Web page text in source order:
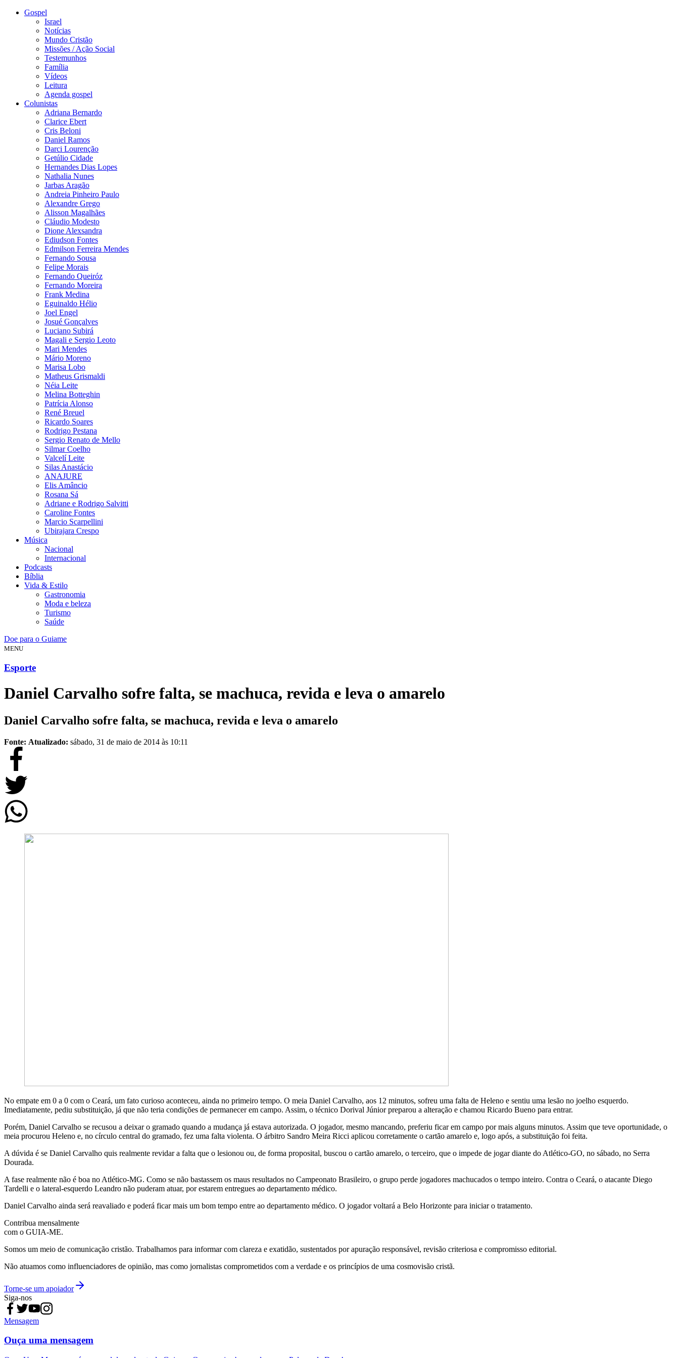
Gospel
Israel
Notícias
Mundo Cristão
Missões / Ação Social
Testemunhos
Família
Vídeos
Leitura
Agenda gospel
Colunistas
Adriana Bernardo
Clarice Ebert
Cris Beloni
Daniel Ramos
Darci Lourenção
Getúlio Cidade
Hernandes Dias Lopes
Nathalia Nunes
Jarbas Aragão
Andreia Pinheiro Paulo
Alexandre Grego
Alisson Magalhães
Cláudio Modesto
Dione Alexsandra
Ediudson Fontes
Edmilson Ferreira Mendes
Fernando Sousa
Felipe Morais
Fernando Queiróz
Fernando Moreira
Frank Medina
Eguinaldo Hélio
Joel Engel
Josué Gonçalves
Luciano Subirá
Magali e Sergio Leoto
Mari Mendes
Mário Moreno
Marisa Lobo
Matheus Grismaldi
Néia Leite
Melina Botteghin
Patrícia Alonso
René Breuel
Ricardo Soares
Rodrigo Pestana
Sergio Renato de Mello
Silmar Coelho
Valcelí Leite
Silas Anastácio
ANAJURE
Elis Amâncio
Rosana Sá
Adriane e Rodrigo Salvitti
Caroline Fontes
Marcio Scarpellini
Ubirajara Crespo
Música
Nacional
Internacional
Podcasts
Bíblia
Vida & Estilo
Gastronomia
Moda e beleza
Turismo
Saúde
Doe para o Guiame
MENU
Esporte
Daniel Carvalho sofre falta, se machuca, revida e leva o amarelo
Daniel Carvalho sofre falta, se machuca, revida e leva o amarelo
Fonte: Atualizado: sábado, 31 de maio de 2014 às 10:11
No empate em 0 a 0 com o Ceará, um fato curioso aconteceu, ainda no primeiro tempo. O meia Daniel Carvalho, aos 12 minutos, sofreu uma falta de Heleno e sentiu uma lesão no joelho esquerdo.
Imediatamente, pediu substituição, já que não teria condições de permanecer em campo. Assim, o técnico Dorival Júnior preparou a alteração e chamou Ricardo Bueno para entrar.
Porém, Daniel Carvalho se recusou a deixar o gramado quando a mudança já estava autorizada. O jogador, mesmo mancando, preferiu ficar em campo por mais alguns minutos. Assim que teve oportunidade, o
meia procurou Heleno e, no círculo central do gramado, fez uma falta violenta. O árbitro Sandro Meira Ricci aplicou corretamente o cartão amarelo e, logo após, a substituição foi feita.
A dúvida é se Daniel Carvalho quis realmente revidar a falta que o lesionou ou, de forma proposital, buscou o cartão amarelo, o terceiro, que o impede de jogar diante do Atlético-GO, no sábado, no Serra
Dourada.
A fase realmente não é boa no Atlético-MG. Como se não bastassem os maus resultados no Campeonato Brasileiro, o grupo perde jogadores machucados o tempo inteiro. Contra o Ceará, o atacante Diego
Tardelli e o lateral-esquerdo Leandro não puderam atuar, por estarem entregues ao departamento médico.
Daniel Carvalho ainda será reavaliado e poderá ficar mais um bom tempo entre ao departamento médico. O jogador voltará a Belo Horizonte para iniciar o tratamento.
Contribua mensalmente
com o GUIA-ME.
Somos um meio de comunicação cristão. Trabalhamos para informar com clareza e exatidão, sustentados por apuração responsável, revisão criteriosa e compromisso editorial.
Não atuamos como influenciadores de opinião, mas como jornalistas comprometidos com a verdade e os princípios de uma cosmovisão cristã.
Torne-se um apoiador
Siga-nos
Mensagem
Ouça uma mensagem